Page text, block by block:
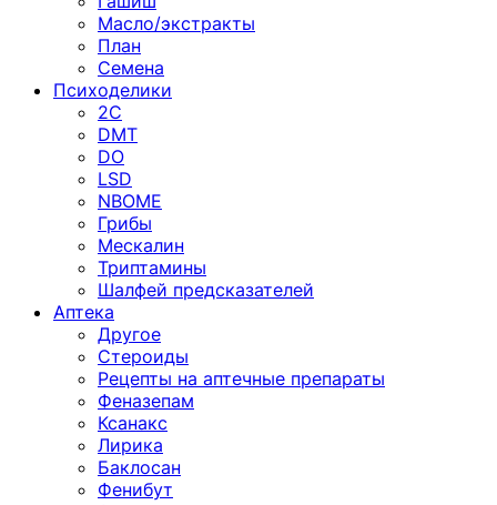
Масло/экстракты
План
Семена
Психоделики
2C
DMT
DO
LSD
NBOME
Грибы
Мескалин
Триптамины
Шалфей предсказателей
Аптека
Другое
Стероиды
Рецепты на аптечные препараты
Феназепам
Ксанакс
Лирика
Баклосан
Фенибут